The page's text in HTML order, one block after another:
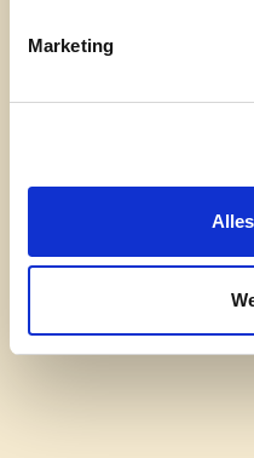
Marketing
cd&v Provincie
onze mensen